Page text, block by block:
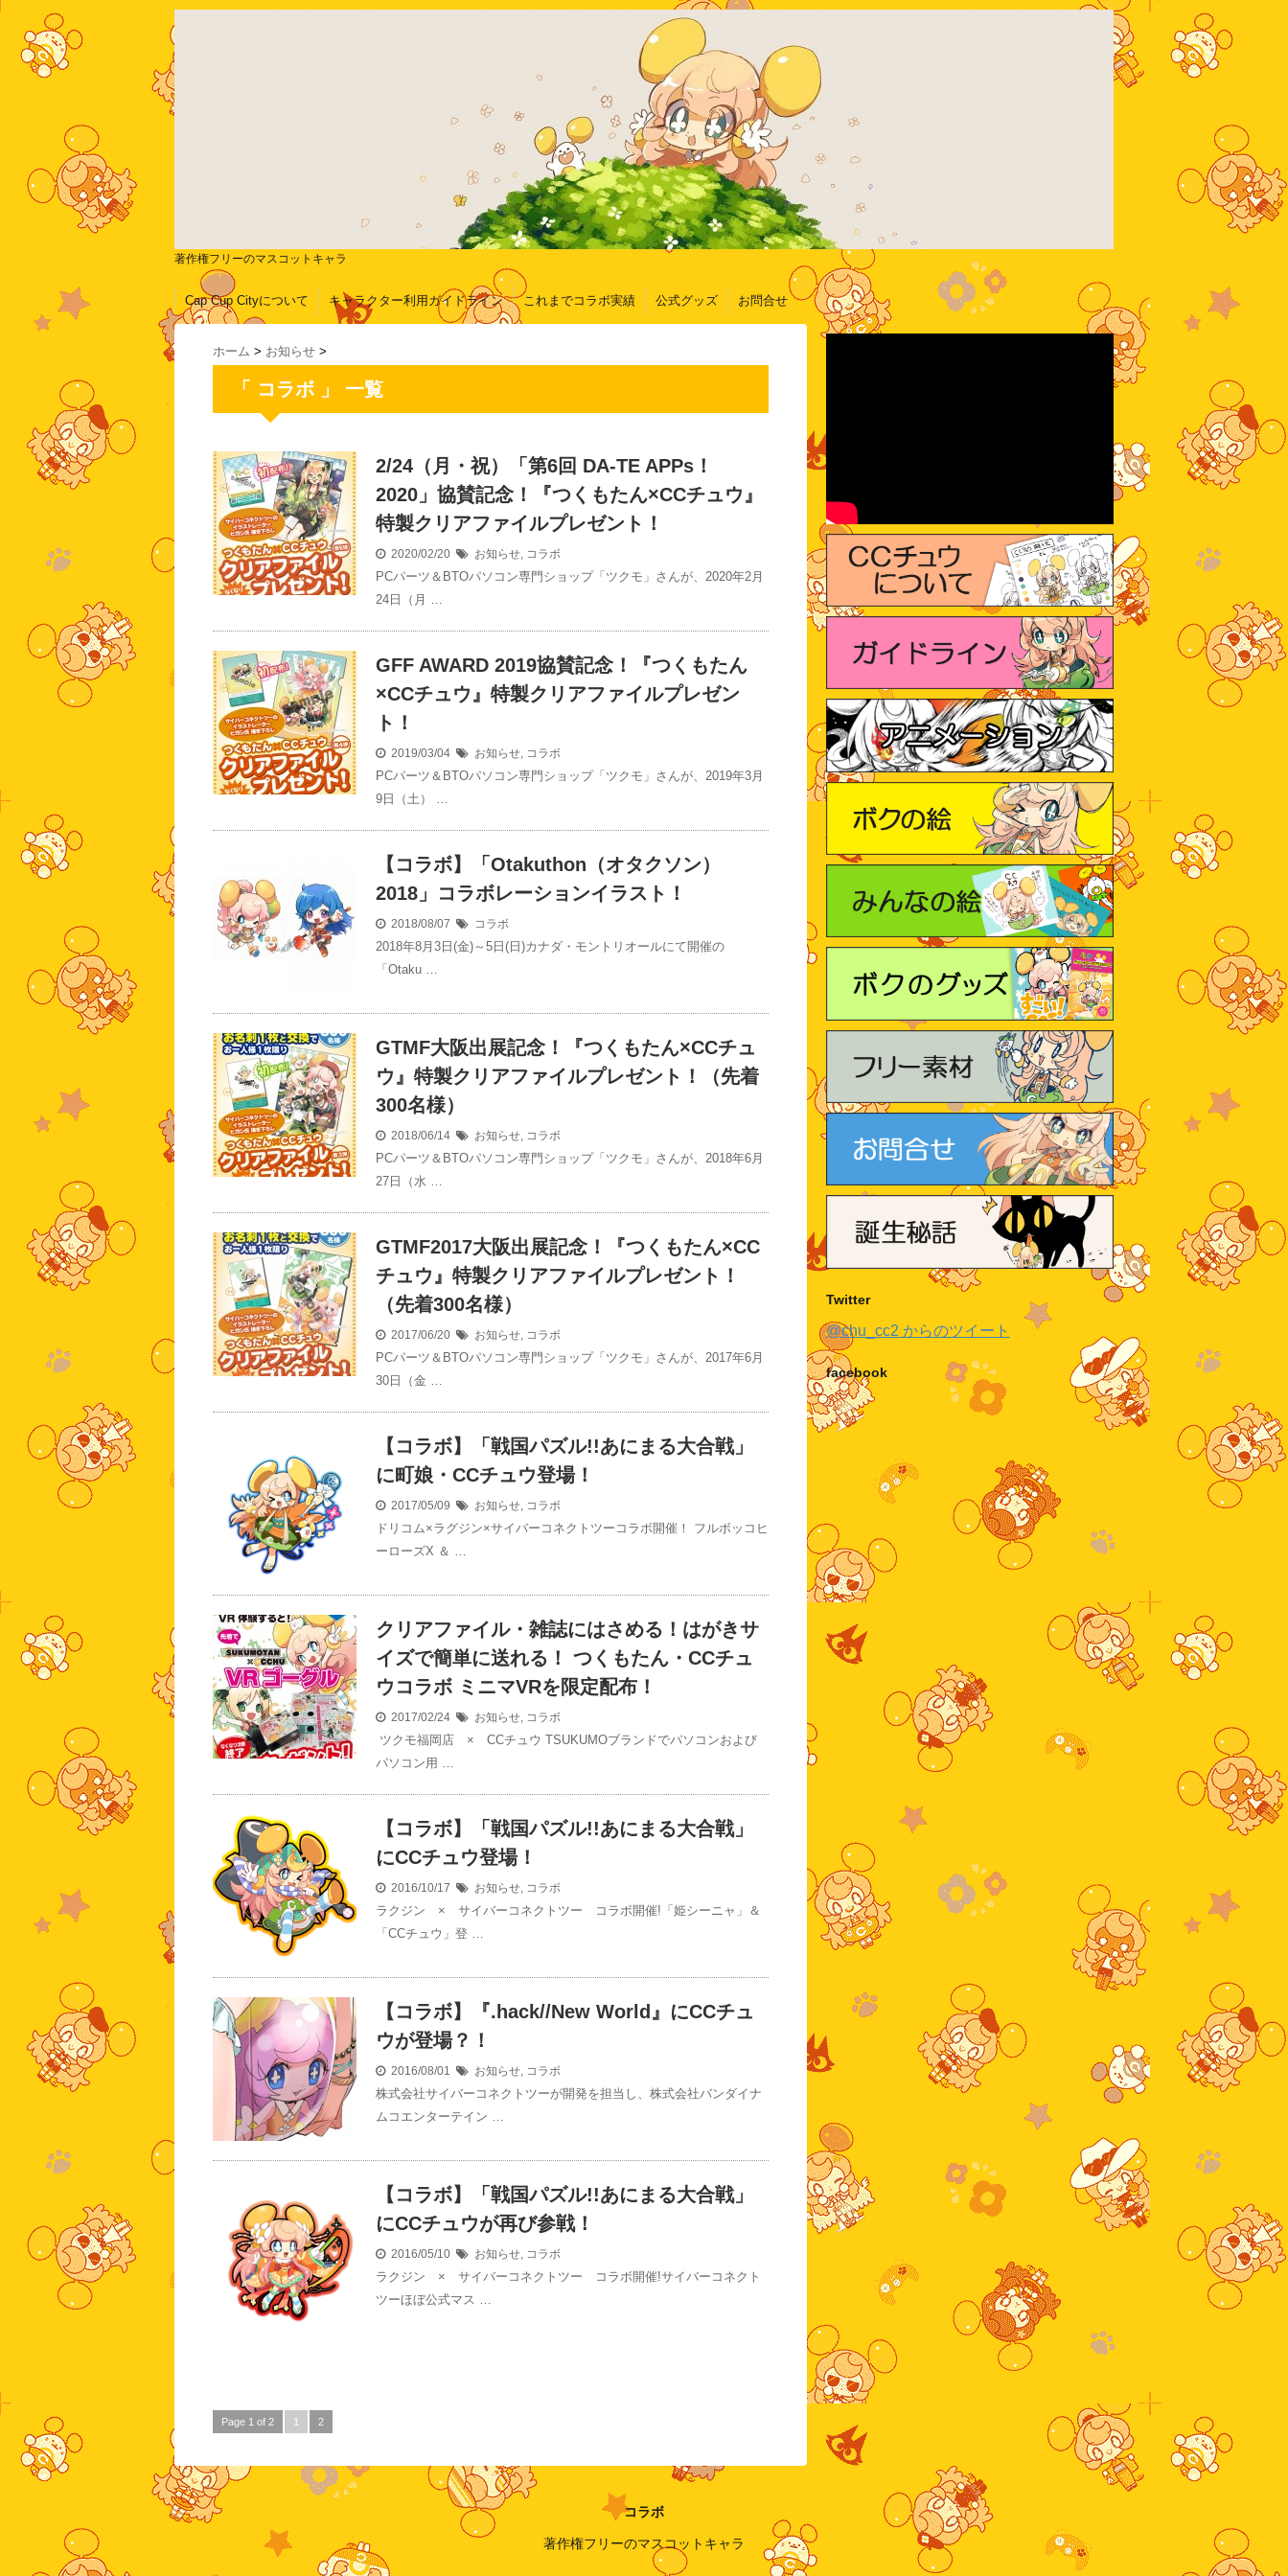
著作権フリーのマスコットキャラ
Cap Cup Cityについて キャラクター利用ガイドライン これまでコラボ実績 公式グッズ お問合せ
ホーム > お知らせ >
「 コラボ 」 一覧
2/24（月・祝）「第6回 DA-TE APPs！
2020」協賛記念！『つくもたん×CCチュウ』
特製クリアファイルプレゼント！
2020/02/20 お知らせ, コラボ
PCパーツ＆BTOパソコン専門ショップ「ツクモ」さんが、2020年2月
24日（月 …
GFF AWARD 2019協賛記念！『つくもたん
×CCチュウ』特製クリアファイルプレゼン
ト！
2019/03/04 お知らせ, コラボ
PCパーツ＆BTOパソコン専門ショップ「ツクモ」さんが、2019年3月
9日（土） …
【コラボ】「Otakuthon（オタクソン）
2018」コラボレーションイラスト！
2018/08/07 コラボ
2018年8月3日(金)～5日(日)カナダ・モントリオールにて開催の
「Otaku …
GTMF大阪出展記念！『つくもたん×CCチュ
ウ』特製クリアファイルプレゼント！（先着
300名様）
2018/06/14 お知らせ, コラボ
PCパーツ＆BTOパソコン専門ショップ「ツクモ」さんが、2018年6月
27日（水 …
GTMF2017大阪出展記念！『つくもたん×CC
チュウ』特製クリアファイルプレゼント！
（先着300名様）
2017/06/20 お知らせ, コラボ
PCパーツ＆BTOパソコン専門ショップ「ツクモ」さんが、2017年6月
30日（金 …
【コラボ】「戦国パズル!!あにまる大合戦」
に町娘・CCチュウ登場！
2017/05/09 お知らせ, コラボ
ドリコム×ラグジン×サイバーコネクトツーコラボ開催！ フルボッコヒ
ーローズX ＆ …
クリアファイル・雑誌にはさめる！はがきサ
イズで簡単に送れる！ つくもたん・CCチュ
ウコラボ ミニマVRを限定配布！
2017/02/24 お知らせ, コラボ
ツクモ福岡店 × CCチュウ TSUKUMOブランドでパソコンおよび
パソコン用 …
【コラボ】「戦国パズル!!あにまる大合戦」
にCCチュウ登場！
2016/10/17 お知らせ, コラボ
ラクジン × サイバーコネクトツー コラボ開催!「姫シーニャ」＆
「CCチュウ」登 …
【コラボ】『.hack//New World』にCCチュ
ウが登場？！
2016/08/01 お知らせ, コラボ
株式会社サイバーコネクトツーが開発を担当し、株式会社バンダイナ
ムコエンターテイン …
【コラボ】「戦国パズル!!あにまる大合戦」
にCCチュウが再び参戦！
2016/05/10 お知らせ, コラボ
ラクジン × サイバーコネクトツー コラボ開催!サイバーコネクト
ツーほぼ公式マス …
Page 1 of 2 1 2
Twitter
@chu_cc2 からのツイート
facebook
コラボ
著作権フリーのマスコットキャラ